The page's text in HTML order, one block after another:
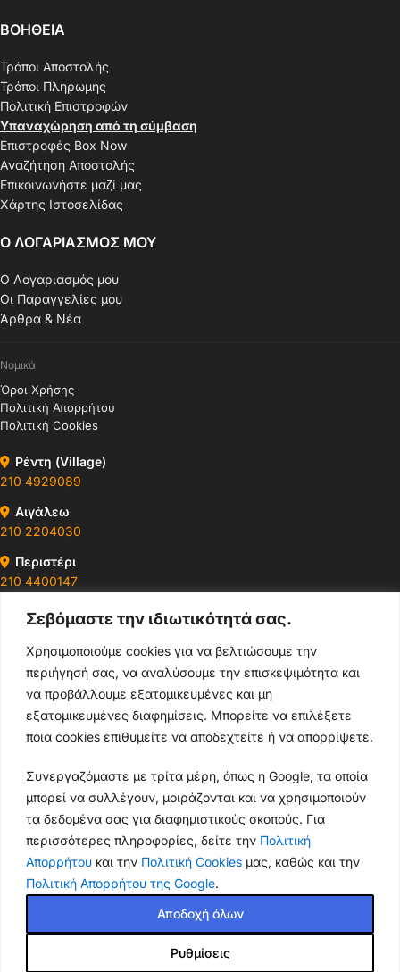
Σεβόμαστε την ιδιωτικότητά σας.
Χρησιμοποιούμε cookies για να βελτιώσουμε την
περιήγησή σας, να αναλύσουμε την επισκεψιμότητα και
να προβάλλουμε εξατομικευμένες και μη
εξατομικευμένες διαφημίσεις. Μπορείτε να επιλέξετε
ποια cookies επιθυμείτε να αποδεχτείτε ή να απορρίψετε.
Συνεργαζόμαστε με τρίτα μέρη, όπως η Google, τα οποία
μπορεί να συλλέγουν, μοιράζονται και να χρησιμοποιούν
τα δεδομένα σας για διαφημιστικούς σκοπούς. Για
περισσότερες πληροφορίες, δείτε την Πολιτική
Απορρήτου και την Πολιτική Cookies μας, καθώς και την
Πολιτική Απορρήτου της Google.
Ρυθμίσεις
Αποδοχή όλων
ΒΟΗΘΕΙΑ
Τρόποι Αποστολής
Τρόποι Πληρωμής
Πολιτική Επιστροφών
Υπαναχώρηση από τη σύμβαση
Επιστροφές Box Now
Αναζήτηση Αποστολής
Επικοινωνήστε μαζί μας
Χάρτης Ιστοσελίδας
Ο ΛΟΓΑΡΙΑΣΜΟΣ ΜΟΥ
Ο Λογαριασμός μου
Οι Παραγγελίες μου
Άρθρα & Νέα
Νομικά
Όροι Χρήσης
Πολιτική Απορρήτου
Πολιτική Cookies
Ρέντη (Village)
210 4929089
Αιγάλεω
210 2204030
Περιστέρι
210 4400147
Ωράρια & Διευθύνσεις →
210 4929089
Κεντρικό τηλέφωνο
info@thikishop.gr
Δευ - Σάβ: 10:00 - 21:00
ΔΩΡΕΑΝ ΑΠΟΣΤΟΛΗ
για παραγγελίες άνω των 35€
Copyright 2025 Powered by ThikiShop.
Θήκη Samsung Galaxy S22